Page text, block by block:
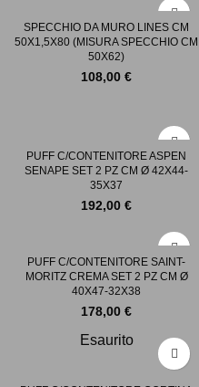
SPECCHIO DA MURO LINES CM
50X1,5X80 (MISURA SPECCHIO CM
50X62)
108,00 €
PUFF C/CONTENITORE ASPEN
SENAPE SET 2 PZ CM Ø 42X44-
35X37
192,00 €
PUFF C/CONTENITORE SAINT-
MORITZ CREMA SET 2 PZ CM Ø
40X47-32X38
178,00 €
Esaurito